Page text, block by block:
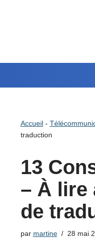
Accueil-
traduction
13
– À lire
de
par martine 28 mai